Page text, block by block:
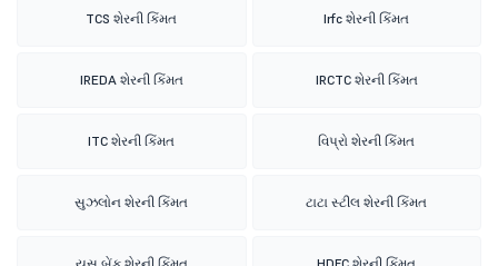
TCS શેરની કિંમત Irfc શેરની કિંમત
IREDA શેરની કિંમત IRCTC શેરની કિંમત
ITC શેરની કિંમત વિપ્રો શેરની કિંમત
સુઝલોન શેરની કિંમત ટાટા સ્ટીલ શેરની કિંમત